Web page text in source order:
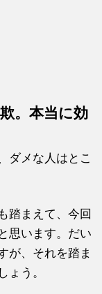
。本当に効
ダメな人はとこ
踏まえて、今回
思います。だい
が、それを踏ま
ょう。